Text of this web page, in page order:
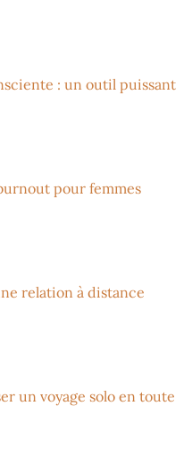
: un outil puissant
pour femmes
relation à distance
un voyage solo en toute